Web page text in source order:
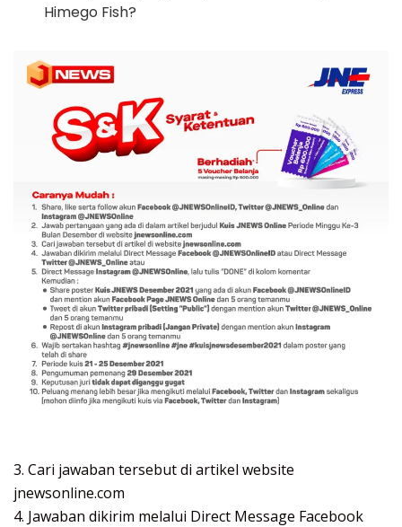
Himego Fish?
3. Cari jawaban tersebut di artikel website
jnewsonline.com
4. Jawaban dikirim melalui Direct Message Facebook